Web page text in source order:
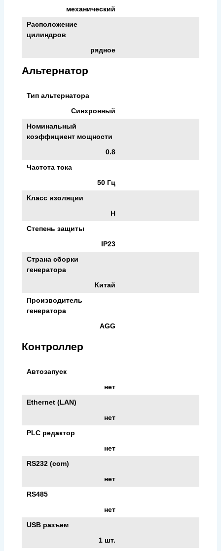
механический
Расположение
цилиндров
рядное
Альтернатор
Тип альтернатора
Синхронный
Номинальный
коэффициент мощности
0.8
Частота тока
50 Гц
Класс изоляции
H
Степень защиты
IP23
Страна сборки
генератора
Китай
Производитель
генератора
AGG
Контроллер
Автозапуск
нет
Ethernet (LAN)
нет
PLC редактор
нет
RS232 (com)
нет
RS485
нет
USB разъем
1 шт.